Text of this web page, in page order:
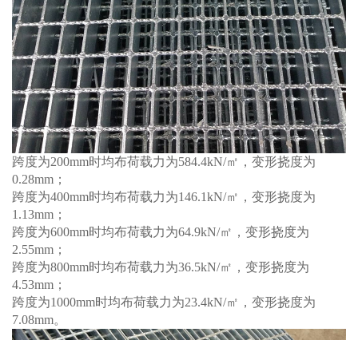
跨度为200mm时均布荷载力为584.4kN/㎡，变形挠度为
0.28mm；
跨度为400mm时均布荷载力为146.1kN/㎡，变形挠度为
1.13mm；
跨度为600mm时均布荷载力为64.9kN/㎡，变形挠度为
2.55mm；
跨度为800mm时均布荷载力为36.5kN/㎡，变形挠度为
4.53mm；
跨度为1000mm时均布荷载力为23.4kN/㎡，变形挠度为
7.08mm。